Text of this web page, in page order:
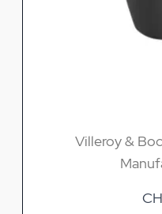
Villeroy &